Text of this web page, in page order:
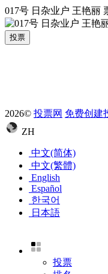
017号 日杂业户 王艳丽
投票
2026© 投票网 免费创建
ZH
中文(简体)
中文(繁體)
English
Español
한국어
日本語
投票